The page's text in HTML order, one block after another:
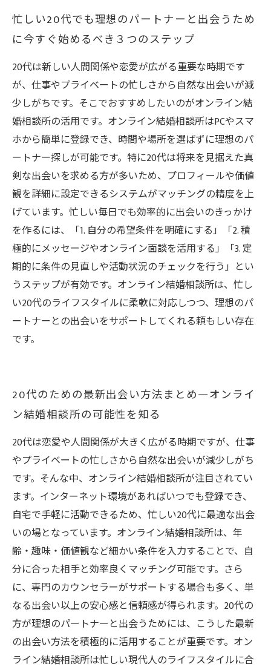
忙しい20代でも理想のパートナーと出会うため
に今すぐ始めるべき３つのステップ
20代は新しい人間関係や恋愛が広がる重要な時期です
が、仕事やプライベートの忙しさから自然な出会いが減
少しがちです。そこでおすすめしたいのがオンライン結
婚相談所の活用です。オンライン結婚相談所はPCやスマ
ホから簡単に登録でき、時間や場所を選ばずに理想のパ
ートナー探しが可能です。特に20代は将来を見据えた真
剣な出会いを求める方が多いため、プロフィールや価値
観を詳細に設定できるシステムがマッチングの精度を上
げています。忙しい毎日でも効率的に出会いのきっかけ
を作るには、「1. 自分の希望条件を明確にする」「2. 積
極的にメッセージやオンライン面談を活用する」「3. 定
期的に条件の見直しや活動状況のチェックを行う」とい
うステップが有効です。オンライン結婚相談所は、忙し
い20代のライフスタイルに柔軟に対応しつつ、理想のパ
ートナーとの出会いをサポートしてくれる頼もしい存在
です。
20代のための最新出会い方法まとめ―オンライ
ン結婚相談所の可能性を知る
20代は恋愛や人間関係が大きく広がる時期ですが、仕事
やプライベートの忙しさから自然な出会いが減少しがち
です。そんな中、オンライン結婚相談所が注目されてい
ます。インターネット環境があればいつでも登録でき、
自宅で手軽に活動できるため、忙しい20代に最適な出会
いの場となっています。オンライン結婚相談所は、年
齢・趣味・価値観など細かい条件を入力することで、自
分に合った相手と効率良くマッチング可能です。さら
に、専門のカウンセラーがサポートする場合も多く、単
なる出会い以上の安心感と信頼感が得られます。20代の
方が理想のパートナーと出会うためには、こうした最新
の出会い方法を積極的に活用することが重要です。オン
ライン結婚相談所は忙しい現代人のライフスタイルに合